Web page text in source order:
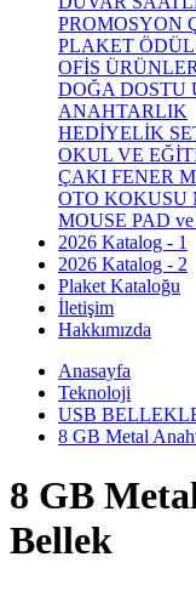
PROMOSYON
PLAKET
OFİS
DOĞA DOSTU
ANAHTARLIK
HEDİYELİK
OKUL VE
ÇAKI FENER
OTO KOKUSU
MOUSE PAD
2026 Katalog - 1
2026 Katalog - 2
Plaket Kataloğu
İletişim
Hakkımızda
Anasayfa
Teknoloji
USB
8 GB Metal
8 GB
Bellek